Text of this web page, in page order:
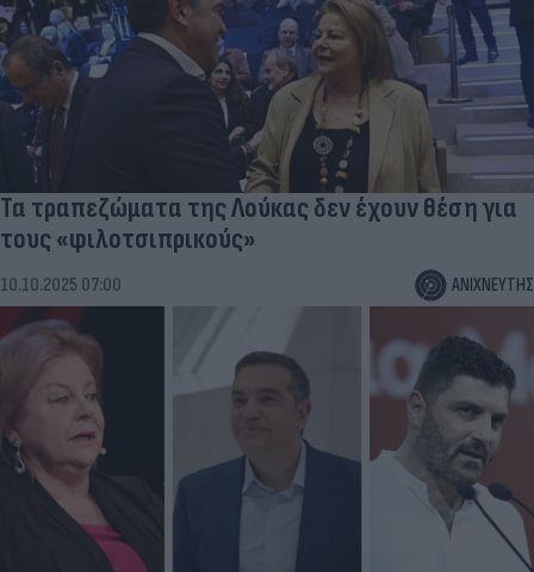
Τα τραπεζώματα της Λούκας δεν έχουν θέση για
τους «φιλοτσιπρικούς»
10.10.2025 07:00 ΑΝΙΧΝΕΥΤΗΣ